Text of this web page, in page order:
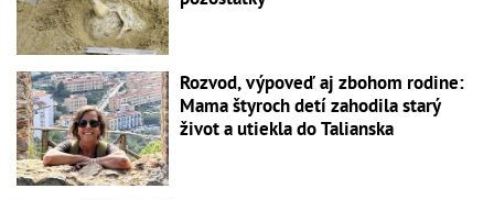
Rozvod, výpoveď aj zbohom rodine:
Mama štyroch detí zahodila starý
život a utiekla do Talianska